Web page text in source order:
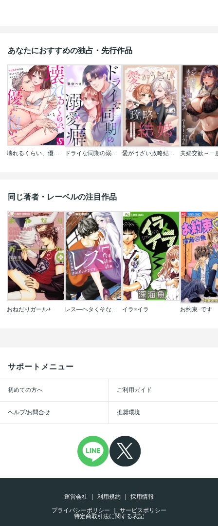
あなたにおすすめの独占・先行作品
壊れるくらい、優しく抱いて。～コワモテ彼氏は愛もカラダも大きすぎる ドライな同期の溺愛癖 愛がうざい政略結婚～傾国の美男子なんて興味ありません！
同じ著者・レーベルの注目作品
おねだりガール+ イラ×イラ お約束･です
サポートメニュー
初めての方へ ご利用ガイド
ヘルプ/お問合せ 推奨環境
運営会社 利用規約
採用情報
プライバシーポリシー
サービスポリシー
特定商取引法に関する表記